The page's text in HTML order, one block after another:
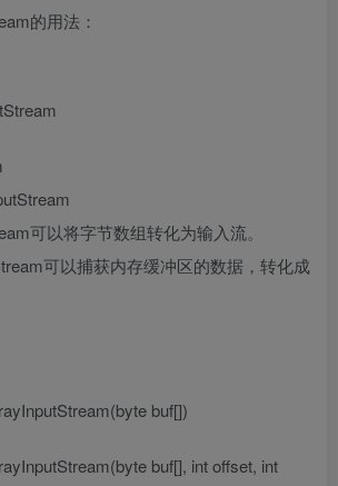
的用法：
可以将字节数组转化为输入流。
可以捕获内存缓冲区的数据，转化成
buf[])
buf[], int offset, int